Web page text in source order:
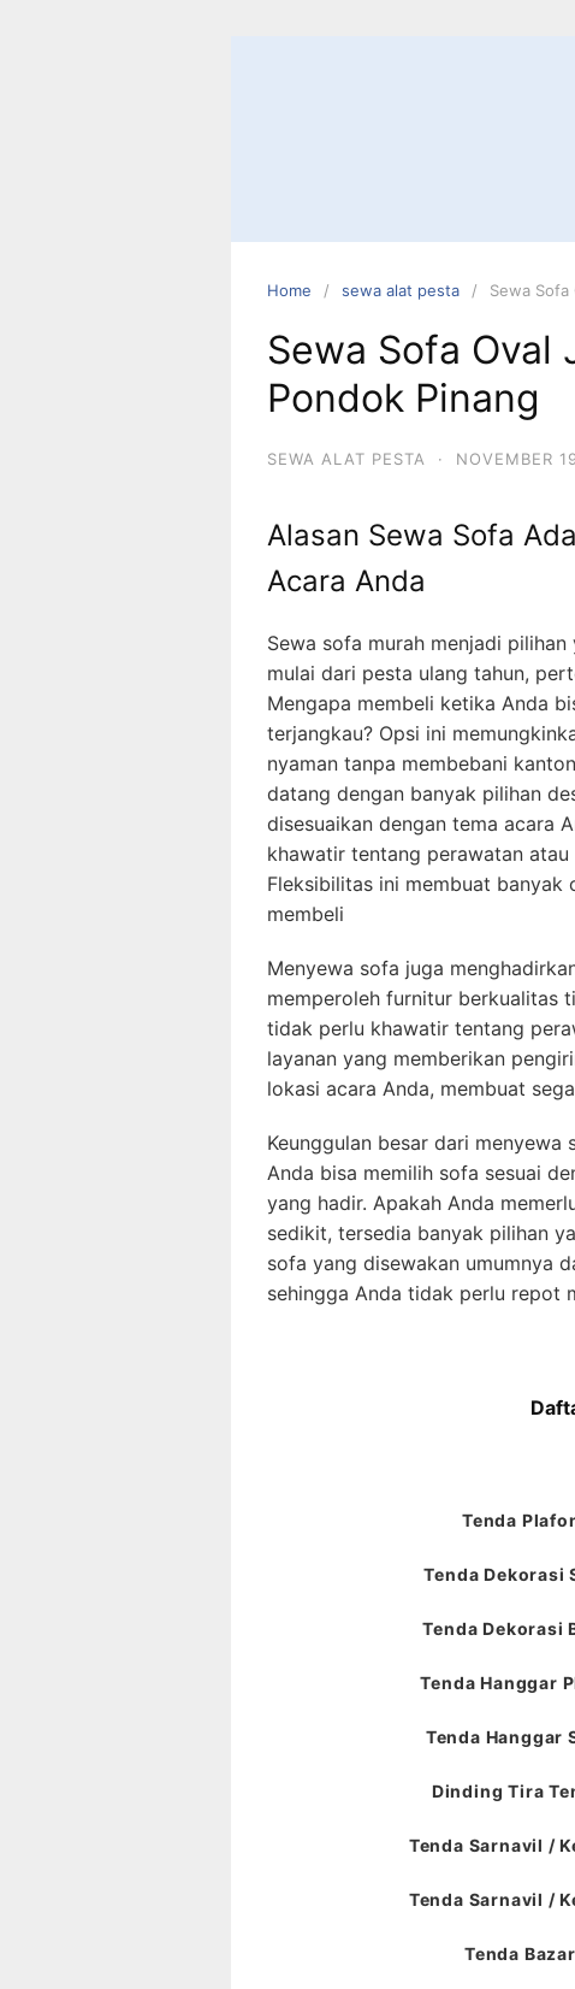
Home sewa alat pesta Sewa Sofa
Sewa Sofa Oval
Pondok Pinang
SEWA ALAT PESTA · NOVEMBER
Alasan Sewa Sofa
Acara Anda
Sewa sofa murah menjadi
mulai dari pesta ulang tahun,
Mengapa membeli ketika Anda
terjangkau? Opsi ini
nyaman tanpa membebani
datang dengan banyak pilihan
disesuaikan dengan tema acara
khawatir tentang perawatan
Fleksibilitas ini membuat
membeli
Menyewa sofa juga
memperoleh furnitur berkualitas
tidak perlu khawatir tentang
layanan yang memberikan
lokasi acara Anda, membuat
Keunggulan besar dari
Anda bisa memilih sofa sesuai
yang hadir. Apakah Anda
sedikit, tersedia banyak pilihan
sofa yang disewakan umumnya
sehingga Anda tidak perlu repot
Tenda
Tenda Dekorasi
Tenda Dekorasi
Tenda Hanggar
Tenda Hanggar
Dinding Tira
Tenda Sarnavil /
Tenda Sarnavil /
Tenda